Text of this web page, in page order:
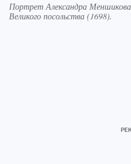
Портрет Александра
Великого посольства (1698).